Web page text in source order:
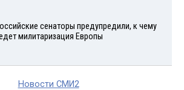
сенаторы предупредили, к чему
милитаризация Европы
Новости СМИ2